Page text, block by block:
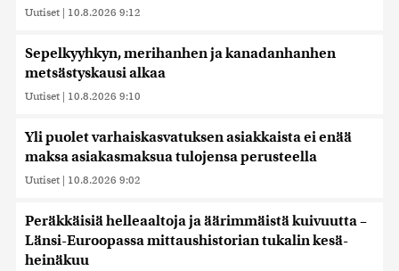
Uutiset | 10.8.2026 9:12
Sepelkyyhkyn, merihanhen ja kanadanhanhen
metsästyskausi alkaa
Uutiset | 10.8.2026 9:10
Yli puolet varhaiskasvatuksen asiakkaista ei enää
maksa asiakasmaksua tulojensa perusteella
Uutiset | 10.8.2026 9:02
Peräkkäisiä helleaaltoja ja äärimmäistä kuivuutta –
Länsi-Euroopassa mittaushistorian tukalin kesä-
heinäkuu